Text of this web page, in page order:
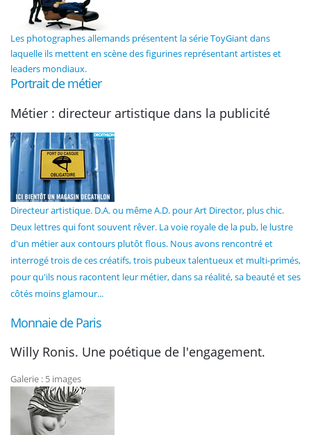
Les photographes allemands présentent la série ToyGiant dans
laquelle ils mettent en scène des figurines représentant artistes et
leaders mondiaux.
Portrait de métier
Métier : directeur artistique dans la publicité
Directeur artistique. D.A. ou même A.D. pour Art Director, plus chic.
Deux lettres qui font souvent rêver. La voie royale de la pub, le lustre
d'un métier aux contours plutôt flous. Nous avons rencontré et
interrogé trois de ces créatifs, trois pubeux talentueux et multi-primés,
pour qu'ils nous racontent leur métier, dans sa réalité, sa beauté et ses
côtés moins glamour...
Monnaie de Paris
Willy Ronis. Une poétique de l'engagement.
Galerie : 5 images